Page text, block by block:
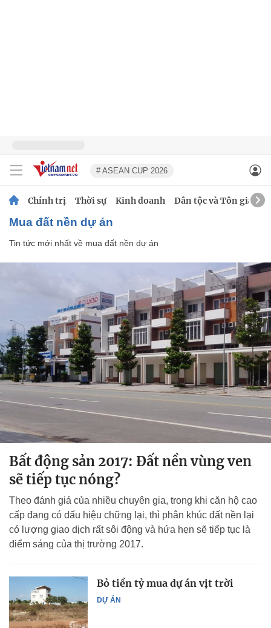
# ASEAN CUP 2026
Chính trị Thời sự Kinh doanh Dân tộc và Tôn giáo
mua đất nền dự án
Tin tức mới nhất về mua đất nền dự án
Bất động sản 2017: Đất nền vùng ven
sẽ tiếp tục nóng?
Theo đánh giá của nhiều chuyên gia, trong khi căn hộ cao
cấp đang có dấu hiệu chững lại, thì phân khúc đất nền lại
có lượng giao dịch rất sôi động và hứa hẹn sẽ tiếp tục là
điểm sáng của thị trường 2017.
DỰ ÁN
Bỏ tiền tỷ mua dự án vịt trời